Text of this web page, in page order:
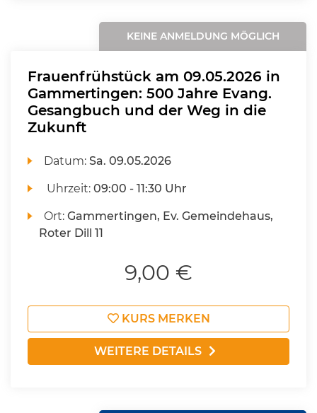
KEINE ANMELDUNG MÖGLICH
Frauenfrühstück am 09.05.2026 in
Gammertingen: 500 Jahre Evang.
Gesangbuch und der Weg in die
Zukunft
Datum:Sa. 09.05.2026
Uhrzeit:09:00 - 11:30 Uhr
Ort:Gammertingen, Ev. Gemeindehaus,
Roter Dill 11
9,00 €
KURS MERKEN
WEITERE DETAILS